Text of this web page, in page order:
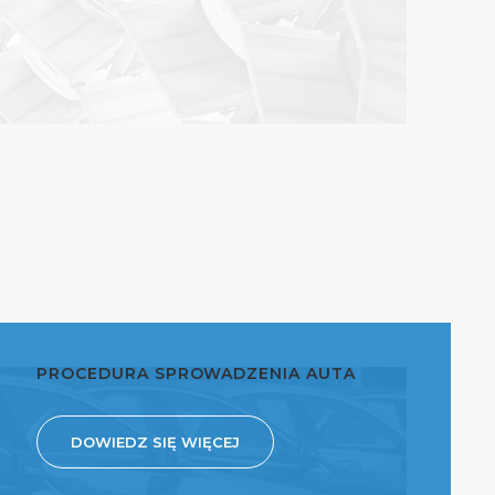
PROCEDURA SPROWADZENIA AUTA
DOWIEDZ SIĘ WIĘCEJ